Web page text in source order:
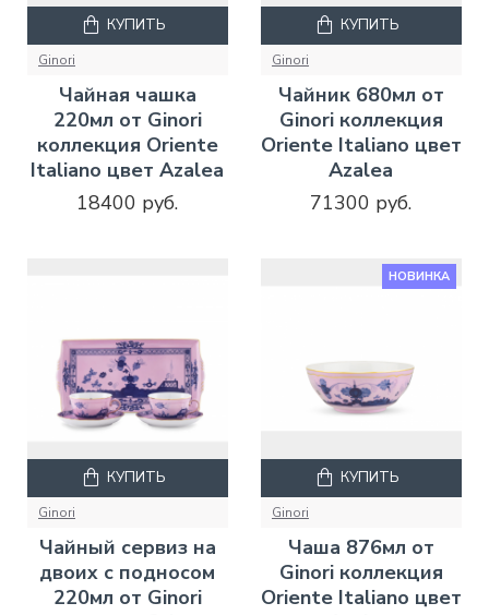
Ginori
Чайная чашка
220мл от Ginori
коллекция Oriente
Italiano цвет Azalea
18400 руб.
КУПИТЬ
Ginori
Чайник 680мл от
Ginori коллекция
Oriente Italiano цвет
Azalea
71300 руб.
КУПИТЬ
Ginori
Чайный сервиз на
двоих с подносом
220мл от Ginori
КУПИТЬ
НОВИНКА
Ginori
Чаша 876мл от
Ginori коллекция
Oriente Italiano цвет
КУПИТЬ